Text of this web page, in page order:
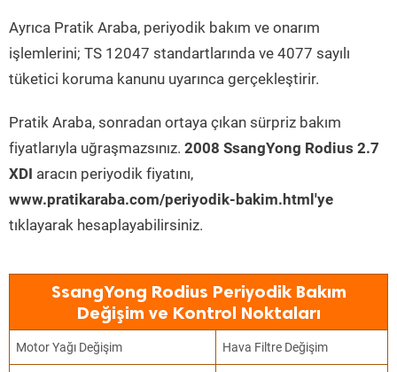
Ayrıca Pratik Araba, periyodik bakım ve onarım
işlemlerini; TS 12047 standartlarında ve 4077 sayılı
tüketici koruma kanunu uyarınca gerçekleştirir.
Pratik Araba, sonradan ortaya çıkan sürpriz bakım
fiyatlarıyla uğraşmazsınız. 2008 SsangYong Rodius 2.7
XDI aracın periyodik fiyatını,
www.pratikaraba.com/periyodik-bakim.html'ye
tıklayarak hesaplayabilirsiniz.
SsangYong Rodius Periyodik Bakım
Değişim ve Kontrol Noktaları
Motor Yağı Değişim Hava Filtre Değişim